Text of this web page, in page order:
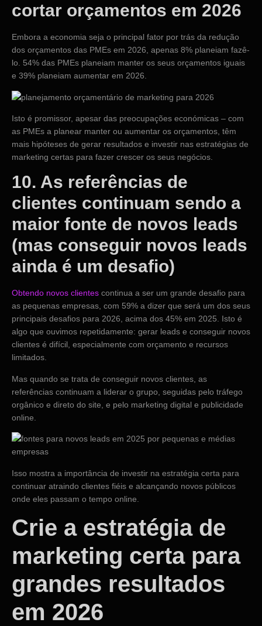
cortar orçamentos em 2026
Embora a economia seja o principal fator por trás da redução
dos orçamentos das PMEs em 2026, apenas 8% planeiam fazê-
lo. 54% das PMEs planeiam manter os seus orçamentos iguais
e 39% planeiam aumentar em 2026.
Isto é promissor, apesar das preocupações económicas – com
as PMEs a planear manter ou aumentar os orçamentos, têm
mais hipóteses de gerar resultados e investir nas estratégias de
marketing certas para fazer crescer os seus negócios.
10. As referências de
clientes continuam sendo a
maior fonte de novos leads
(mas conseguir novos leads
ainda é um desafio)
Obtendo novos clientes continua a ser um grande desafio para
as pequenas empresas, com 59% a dizer que será um dos seus
principais desafios para 2026, acima dos 45% em 2025. Isto é
algo que ouvimos repetidamente: gerar leads e conseguir novos
clientes é difícil, especialmente com orçamento e recursos
limitados.
Mas quando se trata de conseguir novos clientes, as
referências continuam a liderar o grupo, seguidas pelo tráfego
orgânico e direto do site, e pelo marketing digital e publicidade
online.
Isso mostra a importância de investir na estratégia certa para
continuar atraindo clientes fiéis e alcançando novos públicos
onde eles passam o tempo online.
Crie a estratégia de
marketing certa para
grandes resultados
em 2026